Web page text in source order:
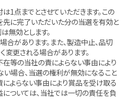
1点までとさせていただきます。この
先に完了いただいた分の当選を有効と
無効とします。
合があります。また、製造中止、品切
変更される場合があります。
等の当社の責によらない事由により
場合、当選の権利が無効になること
によらない事由により賞品を受け取る
ついては、当社では一切の責任を負